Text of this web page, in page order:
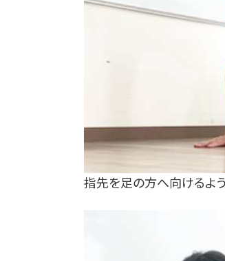
指先を足の方へ向けるよ